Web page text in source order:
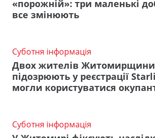
«порожній»: три маленькі
все змінюють
Суботня інформація
Двох жителів Житомирщини
підозрюють у реєстрації
могли користуватися
Суботня інформація